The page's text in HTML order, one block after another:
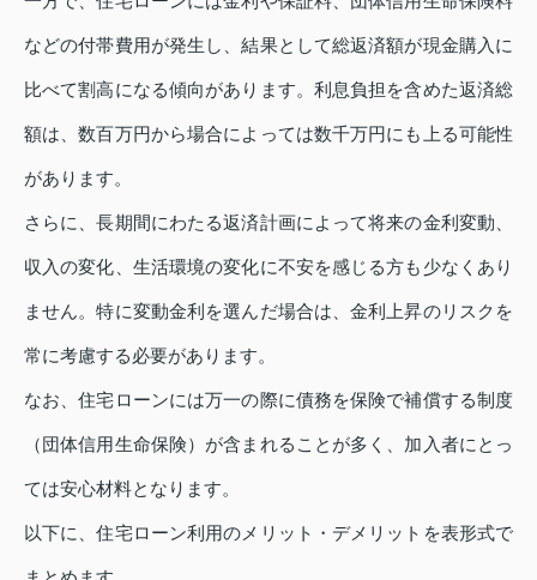
などの付帯費用が発生し、結果として総返済額が現金購入に
比べて割高になる傾向があります。利息負担を含めた返済総
額は、数百万円から場合によっては数千万円にも上る可能性
があります。
さらに、長期間にわたる返済計画によって将来の金利変動、
収入の変化、生活環境の変化に不安を感じる方も少なくあり
ません。特に変動金利を選んだ場合は、金利上昇のリスクを
常に考慮する必要があります。
なお、住宅ローンには万一の際に債務を保険で補償する制度
（団体信用生命保険）が含まれることが多く、加入者にとっ
ては安心材料となります。
以下に、住宅ローン利用のメリット・デメリットを表形式で